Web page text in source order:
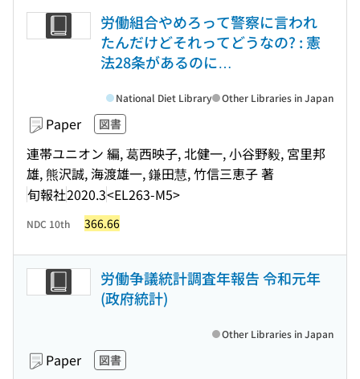
労働組合やめろって警察に言われ
たんだけどそれってどうなの? : 憲
法28条があるのに…
Paper 図書
連帯ユニオン 編, 葛西映子, 北健一, 小谷野毅, 宮里邦
雄, 熊沢誠, 海渡雄一, 鎌田慧, 竹信三恵子 著
旬報社2020.3<EL263-M5>
National Diet Library Other Libraries in Japan
NDC 10th 366.66
労働争議統計調査年報告 令和元年
(政府統計)
Paper 図書
Other Libraries in Japan